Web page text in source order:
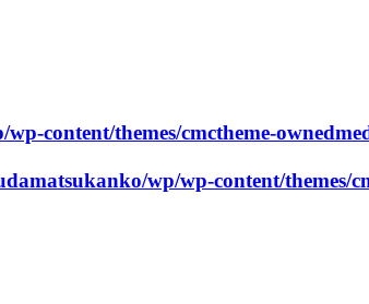
content/themes/cmctheme-
wp/wp-content/themes/